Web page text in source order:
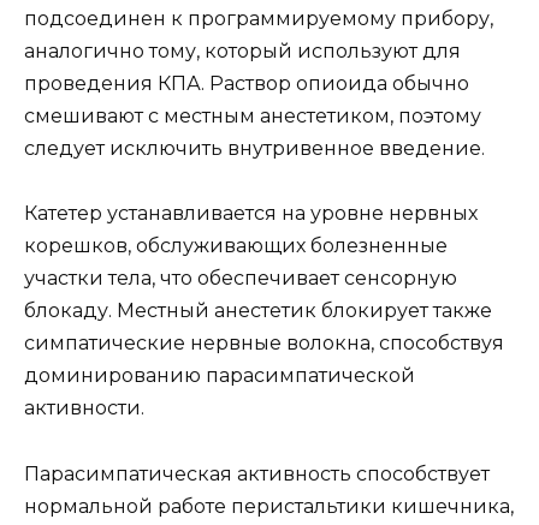
подсоединен к программируемому прибору,
аналогично тому, который используют для
проведения КПА. Раствор опиоида обычно
смешивают с местным анестетиком, поэтому
следует исключить внутривенное введение.
Катетер устанавливается на уровне нервных
корешков, обслуживающих болезненные
участки тела, что обеспечивает сенсорную
блокаду. Местный анестетик блокирует также
симпатические нервные волокна, способствуя
доминированию парасимпатической
активности.
Парасимпатическая активность способствует
нормальной работе перистальтики кишечника,